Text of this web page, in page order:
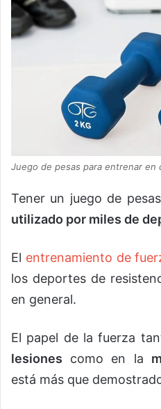
Juego de pesas para entrenar en
Tener un juego de
utilizado por miles de
El entrenamiento de
los deportes de
en general.
El papel de la fuerza
lesiones como en la
está más que